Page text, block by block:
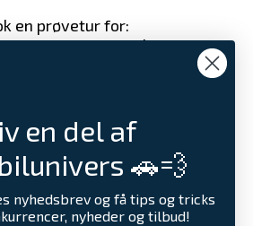
en prøvetur for:
316 CDi R2 Chassis
en del af
🚗💨
nyhedsbrev og få tips og tricks
nyheder og tilbud!